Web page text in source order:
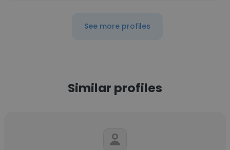
See more profiles
Similar profiles